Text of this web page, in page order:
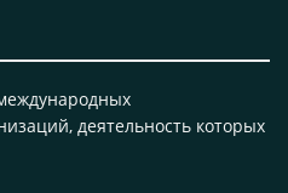
деятельность которых